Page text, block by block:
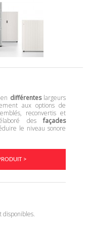
différenteslargeurs
aux options de
reconvertis et
desfaçades
le niveau sonore
>
disponibles.